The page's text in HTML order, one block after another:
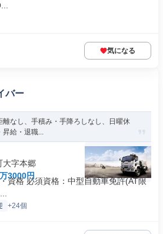
気になる
バー
離なし、手積み・手降ろしなし、日曜休
昇給・退職...
大字本郷
3000円
資格 必須資格：中型自動車免許(AT限
+24個